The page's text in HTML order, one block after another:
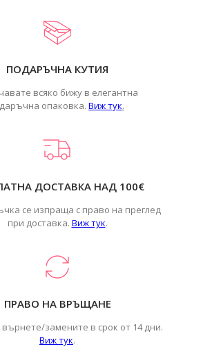
ПОДАРЪЧНА КУТИЯ
всяко бижу в елегантна
опаковка. Виж тук.
ДОСТАВКА НАД 100€
се изпраща с право на преглед
при доставка. Виж тук.
ПРАВО НА ВРЪЩАНЕ
замените в срок от 14 дни.
Виж тук.